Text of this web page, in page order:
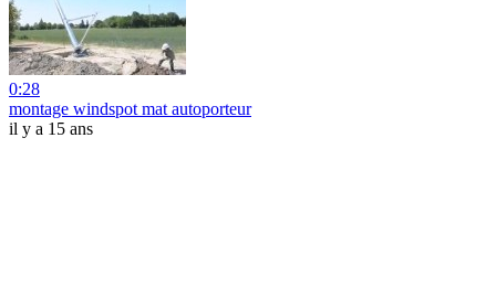
0:28
montage windspot mat autoporteur
il y a 15 ans